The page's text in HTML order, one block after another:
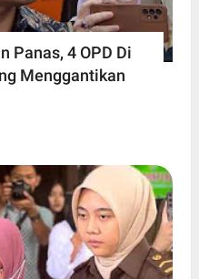
Panas, 4 OPD Di
Menggantikan